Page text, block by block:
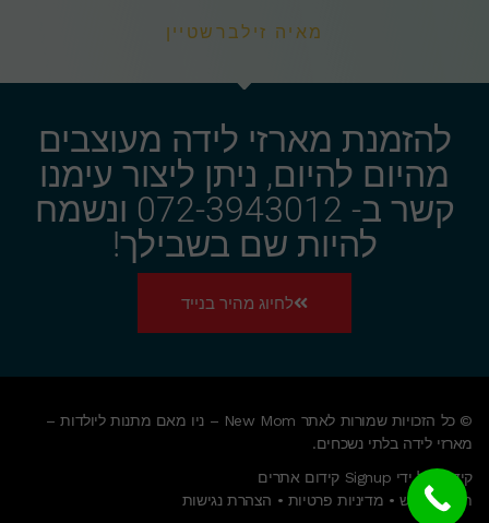
מאיה זילברשטיין
להזמנת מארזי לידה מעוצבים
מהיום להיום, ניתן ליצור עימנו
קשר ב- 072-3943012 ונשמח
להיות שם בשבילך!
לחיוג מהיר בנייד
© כל הזכויות שמורות לאתר New Mom – ניו מאם מתנות ליולדות –
מארזי לידה בלתי נשכחים.
קידום על ידי Signup קידום אתרים
תנאי שימוש • מדיניות פרטיות • הצהרת נגישות